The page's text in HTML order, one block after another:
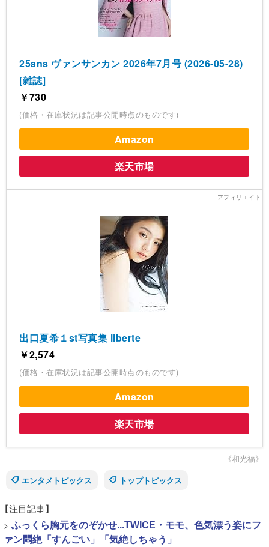
25ans ヴァンサンカン 2026年7月号 (2026-05-28)
[雑誌]
￥730
(価格・在庫状況は記事公開時点のものです)
Amazon
楽天市場
出口夏希１st写真集 liberte
￥2,574
(価格・在庫状況は記事公開時点のものです)
Amazon
楽天市場
《和光福》
エンタメトピックス
トップトピックス
【注目記事】
> ふっくら胸元をのぞかせ...TWICE・モモ、色気漂う姿にフ
ァン悶絶「すんごい」「気絶しちゃう」